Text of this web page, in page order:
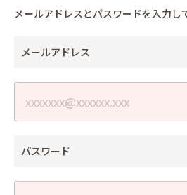
メールアドレスとパスワードを入力し
メールアドレス
パスワード